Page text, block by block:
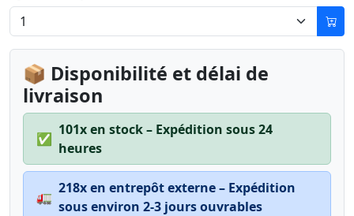
📦 Disponibilité et délai de
livraison
✅
101x en stock – Expédition sous 24
heures
🚛
218x en entrepôt externe – Expédition
sous environ 2-3 jours ouvrables